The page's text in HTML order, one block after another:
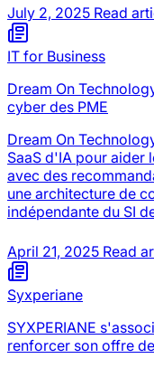
July 2, 2025 Read
IT for Business
Dream On
cyber des PME
Dream On
SaaS d'IA pour aider
avec des
une architecture de
indépendante du SI
April 21, 2025 Read
Syxperiane
SYXPERIANE
renforcer son offre